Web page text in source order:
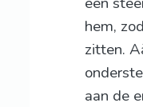
hem,
zitten.
aan de